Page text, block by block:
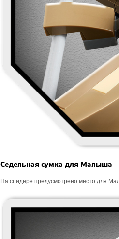
Седельная сумка для Малыша
На спидере предусмотрено место для